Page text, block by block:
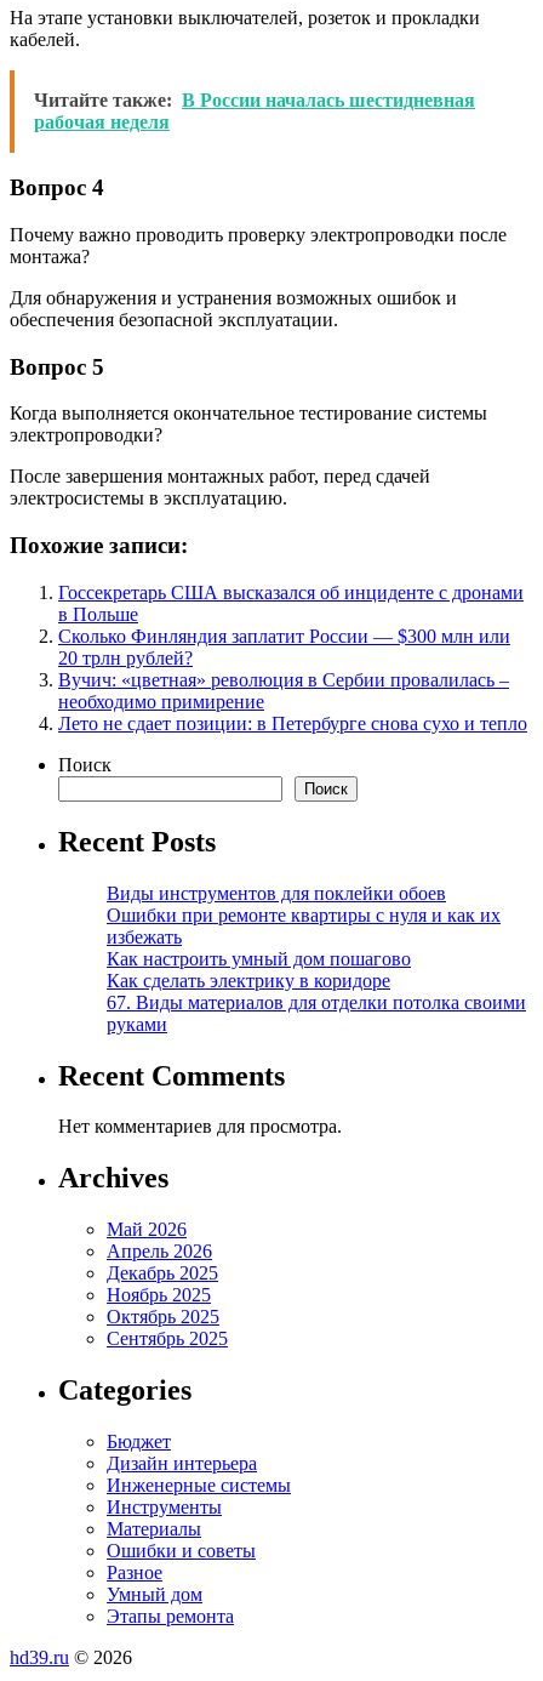
На этапе установки выключателей, розеток и прокладки
кабелей.
Читайте также: В России началась шестидневная
рабочая неделя
Вопрос 4
Почему важно проводить проверку электропроводки после
монтажа?
Для обнаружения и устранения возможных ошибок и
обеспечения безопасной эксплуатации.
Вопрос 5
Когда выполняется окончательное тестирование системы
электропроводки?
После завершения монтажных работ, перед сдачей
электросистемы в эксплуатацию.
Похожие записи:
Госсекретарь США высказался об инциденте с дронами
в Польше
Сколько Финляндия заплатит России — $300 млн или
20 трлн рублей?
Вучич: «цветная» революция в Сербии провалилась –
необходимо примирение
Лето не сдает позиции: в Петербурге снова сухо и тепло
Поиск
Поиск
Recent Posts
Виды инструментов для поклейки обоев
Ошибки при ремонте квартиры с нуля и как их
избежать
Как настроить умный дом пошагово
Как сделать электрику в коридоре
67. Виды материалов для отделки потолка своими
руками
Recent Comments
Нет комментариев для просмотра.
Archives
Май 2026
Апрель 2026
Декабрь 2025
Ноябрь 2025
Октябрь 2025
Сентябрь 2025
Categories
Бюджет
Дизайн интерьера
Инженерные системы
Инструменты
Материалы
Ошибки и советы
Разное
Умный дом
Этапы ремонта
hd39.ru © 2026